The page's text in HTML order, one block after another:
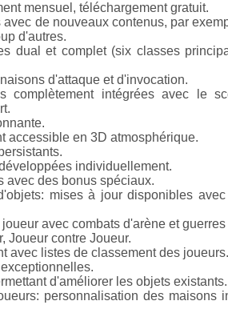
mensuel, téléchargement gratuit.
de nouveaux contenus, par
d'autres.
dual et complet (six classes
d'attaque et d'invocation.
complètement intégrées avec le
accessible en 3D atmosphérique.
individuellement.
avec des bonus spéciaux.
mises à jour disponibles
avec combats d'arène et
Joueur contre Joueur.
avec listes de classement des joueurs.
d'améliorer les objets existants.
personnalisation des maisons